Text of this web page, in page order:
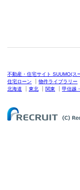
不動産・住宅サイト SUUMO(ス
住宅ローン
物件ライブラリー
北海道
東北 関東 甲信越